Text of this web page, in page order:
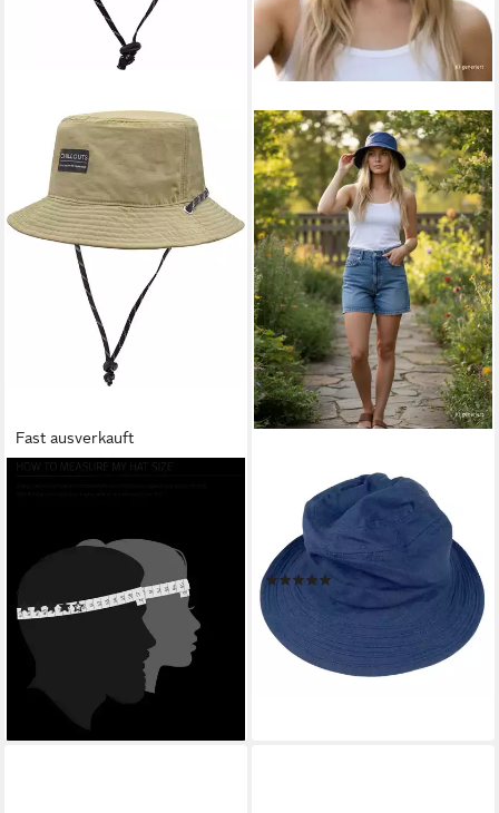
Fast ausverkauft
langlebig, fixierbar für
sicheren Halt
(5)
34,99 €
lieferbar - in 1-2 Werktagen bei dir
TASCHEN4LIFE
Sonnenhut Leinen Hut
Größenverstellbar, unisex,
Fischerhut
(12)
34,95 €
lieferbar - in 3-4 Werktagen bei dir
+7